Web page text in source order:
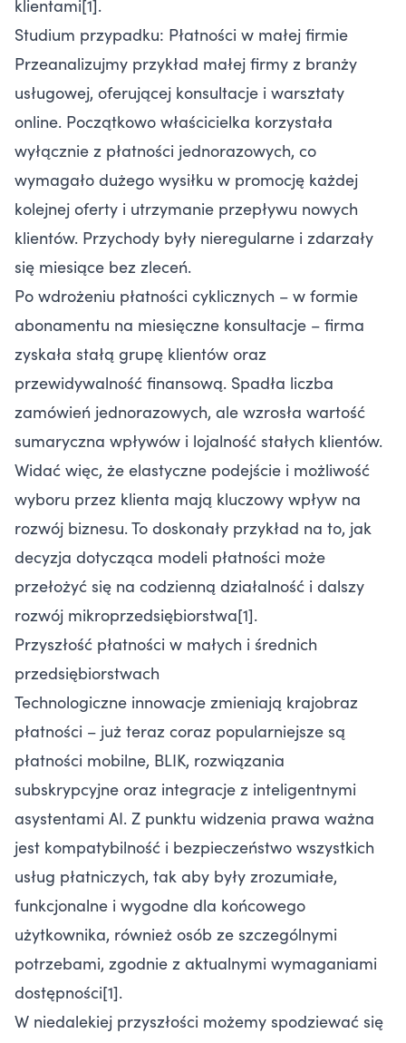
klientami[1].
Studium przypadku: Płatności w małej firmie
Przeanalizujmy przykład małej firmy z branży
usługowej, oferującej konsultacje i warsztaty
online. Początkowo właścicielka korzystała
wyłącznie z płatności jednorazowych, co
wymagało dużego wysiłku w promocję każdej
kolejnej oferty i utrzymanie przepływu nowych
klientów. Przychody były nieregularne i zdarzały
się miesiące bez zleceń.
Po wdrożeniu płatności cyklicznych – w formie
abonamentu na miesięczne konsultacje – firma
zyskała stałą grupę klientów oraz
przewidywalność finansową. Spadła liczba
zamówień jednorazowych, ale wzrosła wartość
sumaryczna wpływów i lojalność stałych klientów.
Widać więc, że elastyczne podejście i możliwość
wyboru przez klienta mają kluczowy wpływ na
rozwój biznesu. To doskonały przykład na to, jak
decyzja dotycząca modeli płatności może
przełożyć się na codzienną działalność i dalszy
rozwój mikroprzedsiębiorstwa[1].
Przyszłość płatności w małych i średnich
przedsiębiorstwach
Technologiczne innowacje zmieniają krajobraz
płatności – już teraz coraz popularniejsze są
płatności mobilne, BLIK, rozwiązania
subskrypcyjne oraz integracje z inteligentnymi
asystentami AI. Z punktu widzenia prawa ważna
jest kompatybilność i bezpieczeństwo wszystkich
usług płatniczych, tak aby były zrozumiałe,
funkcjonalne i wygodne dla końcowego
użytkownika, również osób ze szczególnymi
potrzebami, zgodnie z aktualnymi wymaganiami
dostępności[1].
W niedalekiej przyszłości możemy spodziewać się